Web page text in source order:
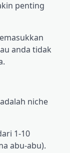
penting
anda tidak
niche
1-10
abu-abu).